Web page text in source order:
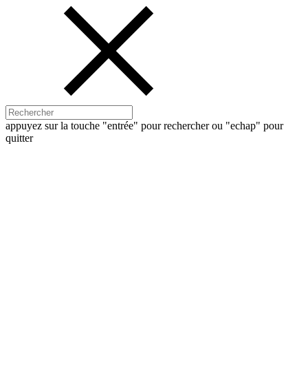
appuyez sur la touche "entrée" pour rechercher ou "echap" pour
quitter